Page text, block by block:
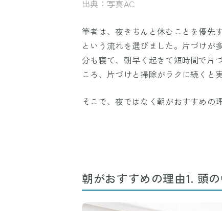
出典：写真AC
筆者は、夜きちんと休むことを優先
という流れを選びました。片づけが
分も寝て、朝早く起きて短時間で片
ころ、片づけと掃除がラクに続くと
そこで、夜ではなく朝がおすすめの
朝がおすすめの理由1. 頭